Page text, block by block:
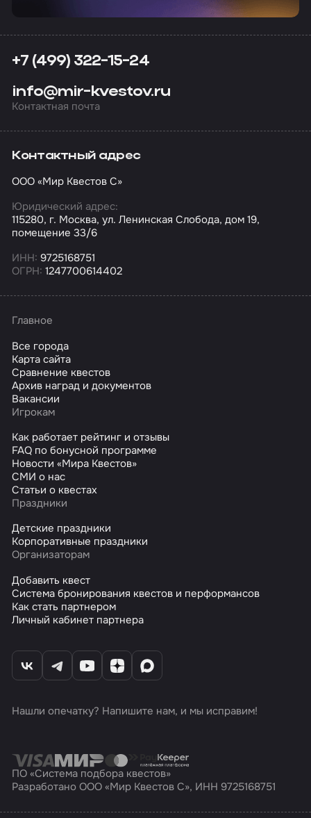
+7 (499) 322-15-24
info@mir-kvestov.ru
Контактная почта
Контактный адрес
ООО «Мир Квестов С»
Юридический адрес:
115280, г. Москва, ул. Ленинская Слобода, дом 19,
помещение 33/6
ИНН: 9725168751
ОГРН: 1247700614402
Главное
Все города
Карта сайта
Сравнение квестов
Архив наград и документов
Вакансии
Игрокам
Как работает рейтинг и отзывы
FAQ по бонусной программе
Новости «Мира Квестов»
СМИ о нас
Статьи о квестах
Праздники
Детские праздники
Корпоративные праздники
Организаторам
Добавить квест
Система бронирования квестов и перформансов
Как стать партнером
Личный кабинет партнера
Нашли опечатку? Напишите нам, и мы исправим!
ПО «Система подбора квестов»
Разработано ООО «Мир Квестов С», ИНН 9725168751